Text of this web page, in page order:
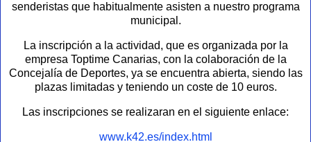
senderistas que habitualmente asisten a nuestro programa
municipal.
La inscripción a la actividad, que es organizada por la
empresa Toptime Canarias, con la colaboración de la
Concejalía de Deportes, ya se encuentra abierta, siendo las
plazas limitadas y teniendo un coste de 10 euros.
Las inscripciones se realizaran en el siguiente enlace:
www.k42.es/index.html